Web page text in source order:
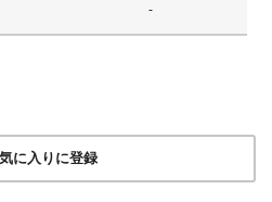
-
に入りに登録